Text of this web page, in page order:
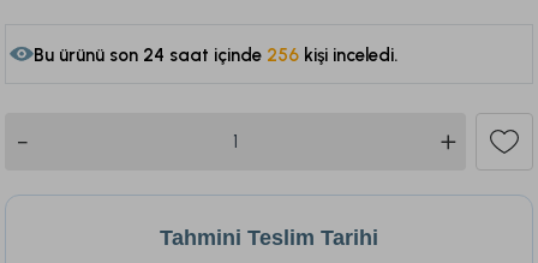
Bu ürünü son 24 saat içinde 256 kişi inceledi.
Tahmini Teslim Tarihi